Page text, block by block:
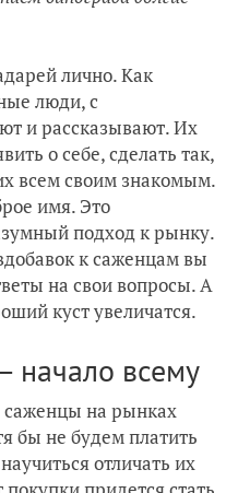
лично. Как
люди, с
и рассказывают. Их
о себе, сделать так,
всем своим знакомым.
имя. Это
подход к рынку.
к саженцам вы
на свои вопросы. А
куст увеличатся.
начало всему
саженцы на рынках
бы не будем платить
отличать их